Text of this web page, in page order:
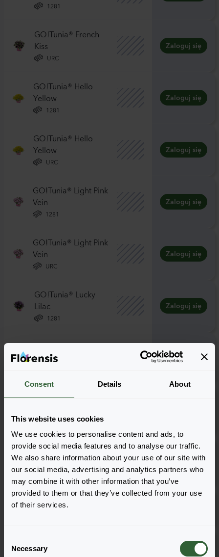
Consent Details About
This website uses cookies
We use cookies to personalise content and ads, to
provide social media features and to analyse our traffic.
We also share information about your use of our site with
our social media, advertising and analytics partners who
may combine it with other information that you’ve
provided to them or that they’ve collected from your use
of their services.
Necessary
1281
GO!Tunia® French
Kiss
URC
Zaloguj się
GO!Tunia® Hello
Yellow
1281
Zaloguj się
GO!Tunia® Hello
Yellow
URC
Zaloguj się
GO!Tunia® Light Pink
Vein
1281
Zaloguj się
GO!Tunia® Light Pink
Vein
URC
Zaloguj się
GO!Tunia® Lucky
Lilac
1281
Zaloguj się
GO!Tunia® Lucky
Lilac
Zaloguj się
GO!Tunia® Neon
1281
GO!Tunia® Neon
Pink
URC
Zaloguj się
GO!Tunia® Pink
Zaloguj się